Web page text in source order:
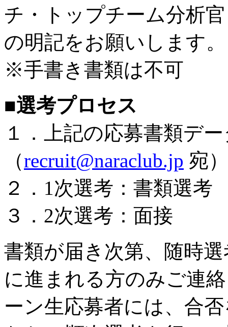
チ・トップチーム分析
の明記をお願いします
※手書き書類は不可
■選考プロセス
１．上記の応募書類デ
（recruit@naraclub.jp 宛
２．1次選考：書類選考
３．2次選考：面接
書類が届き次第、随時
に進まれる方のみご連
ーン生応募者には、合